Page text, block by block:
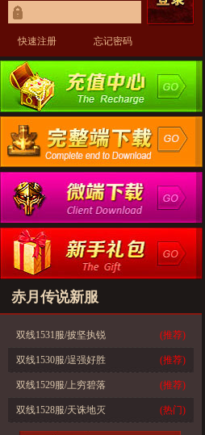
快速注册 忘记密码
赤月传说新服
双线1531服/披坚执锐 (推荐)
双线1530服/逞强好胜 (推荐)
双线1529服/上穷碧落 (推荐)
双线1528服/天诛地灭 (热门)